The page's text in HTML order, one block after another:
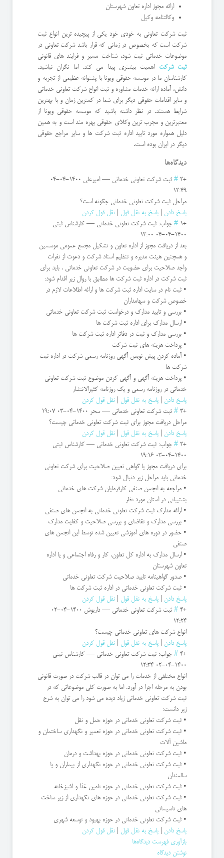
ارائه مجوز اداره تعاون شهرستان
وکالتنامه وکیل
ثبت شرکت تعاونی به خودی خود یکی از پیچیده ترین انواع ثبت
شرکت است که بخصوص در زمانی که قرار باشد شرکت تعاونی در
موضوعات خدماتی ثبت شود، شناخت مسیر و فرایند های قانونی
ثبت شرکت اهمیت بیشتری پیدا می کند. اما نگران نباشید.
کارشناسان ما در موسسه حقوقی ویونا با پشتوانه عظیمی از تجربه و
دانش، آماده ارائه خدمات مشاوره و ثبت انواع شرکت تعاونی خدماتی
و سایر اقدامات حقوقی دیگر برای شما در کمترین زمان و با بهترین
شرایط هستند. در نظر داشته باشید که موسسه حقوقی ویونا از
معتبرترین و مجرب ترین وکلای حقوقی بهره مند است و به همین
دلیل همواره مورد تایید اداره ثبت شرکت ها و سایر مراجع حقوقی
دیگر در ایران بوده است.
دیدگاه‌ها
+2
# ثبت شركت تعاونی خدماتی —امیرعلی
1400-04-04
12:49
مراحل ثبت شرکت تعاونی خدماتی چگونه است؟
پاسخ دادن
پاسخ به نقل قول
نقل قول کردن
+1
# جواب: ثبت شركت تعاونی خدماتی — کارشناس ثبتی
1400-04-04 13:00
بعد از دریافت مجوز از اداره تعاون و تشکیل مجمع عمومی موسسین
و همچنین هیئت مدیره و تنظیم اسناد شرکت و دعوت از نفرات
واجد صلاحیت برای عضویت در شرکت تعاونی خدماتی ، باید برای
ثبت شرکت در اداره ثبت شرکت ها مطابق با روال زیر اقدام شود:
• ثبت نام در سایت اداره ثبت شرکت ها و ارائه اطلاعات لازم در
خصوص شرکت و سهامداران
• بررسی و تایید مدارک و درخواست ثبت شرکت تعاونی خدماتی
• ارسال مدارک برای اداره ثبت شرکت ها
• بررسی مدارک و ثبت در دفاتر اداره ثبت شرکت ها
• پرداخت هزینه های ثبت شرکت
• آماده کردن پیش نویس آگهی روزنامه رسمی شرکت در اداره ثبت
شرکت ها
• پرداخت هزینه آگهی و آگهی کردن موضوع ثبت شرکت تعاونی
خدماتی در روزنامه رسمی و یک روزنامه کثیرالانتشار
پاسخ دادن
پاسخ به نقل قول
نقل قول کردن
+3
# ثبت شركت تعاونی خدماتی —سحر 1400-04-03 19:07
مراحل دریافت مجوز برای ثبت شرکت تعاونی خدماتی چیست؟
پاسخ دادن
پاسخ به نقل قول
نقل قول کردن
+2
# جواب: ثبت شركت تعاونی خدماتی — کارشناس ثبتی
1400-04-03 19:16
برای دریافت مجوز یا گواهی تعیین صلاحیت برای شرکت تعاونی
خدماتی باید مراحل زیر دنبال شود:
• مراجعه به انجمن صنفی کارفرمایان شرکت های خدماتی
پشتیبانی در استان مورد نظر
• ارائه مدارک ثبت شرکت تعاونی خدماتی به انجمن های صنفی
• بررسی مدارک و تقاضای و بررسی صلاحیت و کفایت مدارک
• حضور در دوره های آموزشی تعیین شده توسط این انجمن های
صنفی
• ارسال مدارک به اداره کل تعاون، کار و رفاه اجتماعی و یا اداره
تعاون شهرستان
• صدور گواهینامه تایید صلاحیت شرکت تعاونی خدماتی
• ثبت شرکت تعاونی خدماتی در اداره ثبت شرکت ها
پاسخ دادن
پاسخ به نقل قول
نقل قول کردن
+4
# ثبت شركت تعاونی خدماتی — داریوش
1400-04-02
12:24
انواع شرکت های تعاونی خدماتی چیست؟
پاسخ دادن
پاسخ به نقل قول
نقل قول کردن
+4
# جواب: ثبت شركت تعاونی خدماتی — کارشناس ثبتی
1400-04-02 12:34
انواع مختلفی از خدمات را می توان در قالب شرکت در صورت قانونی
بودن به مرحله اجرا در آورد. اما به صورت کلی موضوعاتی که در
ثبت شرکت تعاونی خدماتی زیاد دیده می شود را می توان به شرح
زیر دانست:
• ثبت شرکت تعاونی خدماتی در حوزه حمل و نقل
• ثبت شرکت تعاونی خدماتی در حوزه تعمیر و نگهداری ساختمان و
ماشین آلات
• ثبت شرکت تعاونی خدماتی در حوزه بهداشت و درمان
• ثبت شرکت تعاونی خدماتی در حوزه نگهداری از بیماران و یا
سالمندان
• ثبت شرکت تعاونی خدماتی در حوزه تامین غذا و آشپزخانه
• ثبت شرکت تعاونی خدماتی در حوزه های نگهداری از زیر ساخت
های تاسیساتی
• ثبت شرکت تعاونی خدماتی در حوزه بهبود و توسعه شهری
پاسخ دادن
پاسخ به نقل قول
نقل قول کردن
بازآوری فهرست دیدگاه‌ها
نوشتن دیدگاه